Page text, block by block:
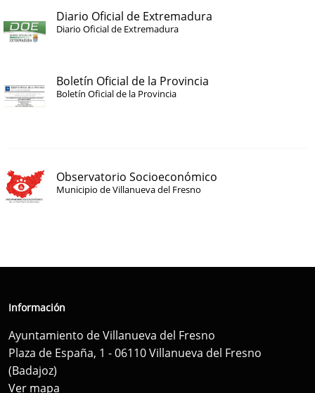
Diario Oficial de Extremadura
Diario Oficial de Extremadura
Boletín Oficial de la Provincia
Boletín Oficial de la Provincia
Observatorio Socioeconómico
Municipio de Villanueva del Fresno
Información
Ayuntamiento de Villanueva del Fresno
Plaza de España, 1 - 06110 Villanueva del Fresno
(Badajoz)
Ver mapa